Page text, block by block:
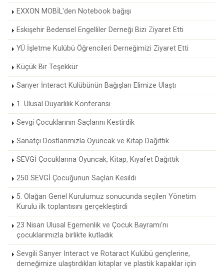
EXXON MOBİL'den Notebook bağışı
Eskişehir Bedensel Engelliler Derneği Bizi Ziyaret Etti
YÜ İşletme Kulübü Öğrencileri Derneğimizi Ziyaret Etti
Küçük Bir Teşekkür
Sarıyer İnteract Kulübünün Bağışları Elimize Ulaştı
1. Ulusal Duyarlılık Konferansı
Sevgi Çocuklarının Saçlarını Kestirdik
Sanatçı Dostlarımızla Oyuncak ve Kitap Dağıttık
SEVGİ Çocuklarına Oyuncak, Kitap, Kıyafet Dağıttık
250 SEVGİ Çocuğunun Saçları Kesildi
5. Olağan Genel Kurulumuz sonucunda seçilen Yönetim
Kurulu ilk toplantısını gerçekleştirdi
23 Nisan Ulusal Egemenlik ve Çocuk Bayramı'nı
çocuklarımızla birlikte kutladık
Sevgili Sarıyer Interact ve Rotaract Kulübü gençlerine,
derneğimize ulaştırdıkları kitaplar ve plastik kapaklar için